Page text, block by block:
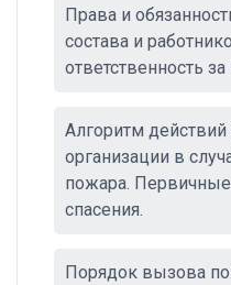
Права и
состава и
ответственность
Алгоритм действий
организации в
пожара.
спасения.
Порядок вызова